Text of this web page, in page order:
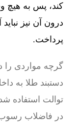
کند، پس به هیچ
درون آن نیز
پرداخت.
گرچه مواردی را
دستبند طلا به
توالت استفاده
در فاضلاب رسوب